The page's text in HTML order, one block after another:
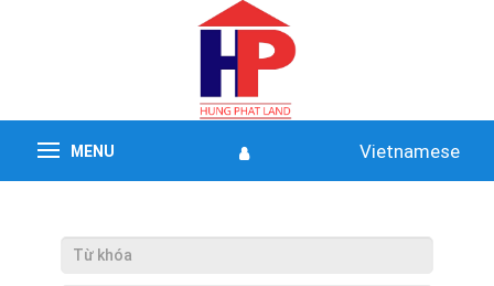
MENU Vietnamese